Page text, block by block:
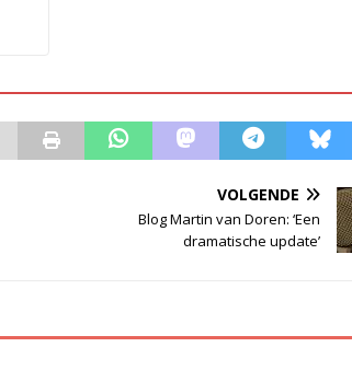
VOLGENDE
Blog Martin van Doren: ‘Een
dramatische update’